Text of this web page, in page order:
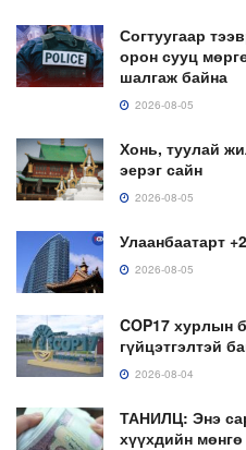
Согтуугаар
орон сууц
шалгаж байна
2026-08-05
Хонь, туулай
эерэг сайн
2026-08-05
Улаанбаатарт
2026-08-05
COP17 хурлын
гүйцэтгэлтэй
2026-08-04
ТАНИЛЦ: Энэ
хүүхдийн